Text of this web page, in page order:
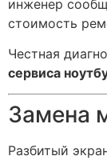
инженер
стоимость
Честная
сервиса
Замена
Разбитый